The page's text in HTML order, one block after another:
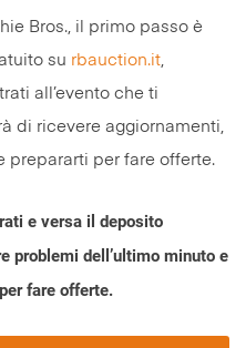
Bros., il primo passo è
su rbauction.it,
all’evento che ti
di ricevere aggiornamenti,
per fare offerte.
e versa il deposito
problemi dell’ultimo minuto e
fare offerte.